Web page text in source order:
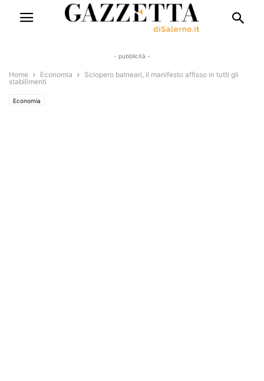
- pubblicità -
Home Economia
Sciopero balneari, il manifesto affisso in tutti gli
stabilimenti
Economia